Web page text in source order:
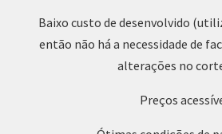
Baixo custo de desenvolvido
então não há a necessidade de
alterações no
Preços